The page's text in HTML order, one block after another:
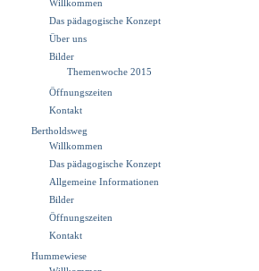
Willkommen
Das pädagogische Konzept
Über uns
Bilder
Themenwoche 2015
Öffnungszeiten
Kontakt
Bertholdsweg
Willkommen
Das pädagogische Konzept
Allgemeine Informationen
Bilder
Öffnungszeiten
Kontakt
Hummewiese